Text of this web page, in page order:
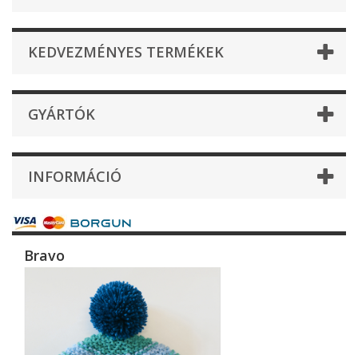
KEDVEZMÉNYES TERMÉKEK
GYÁRTÓK
INFORMÁCIÓ
Bravo